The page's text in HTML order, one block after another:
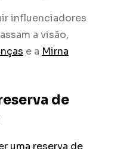
influenciadores
a visão,
e a Mirna
de